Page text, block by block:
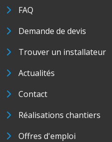
FAQ
Demande de devis
Trouver un installateur
Actualités
Contact
Réalisations chantiers
Offres d'emploi